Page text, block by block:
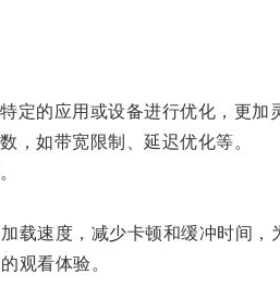
的应用或设备进行优化，更加
如带宽限制、延迟优化等。
速度，减少卡顿和缓冲时间，
观看体验。